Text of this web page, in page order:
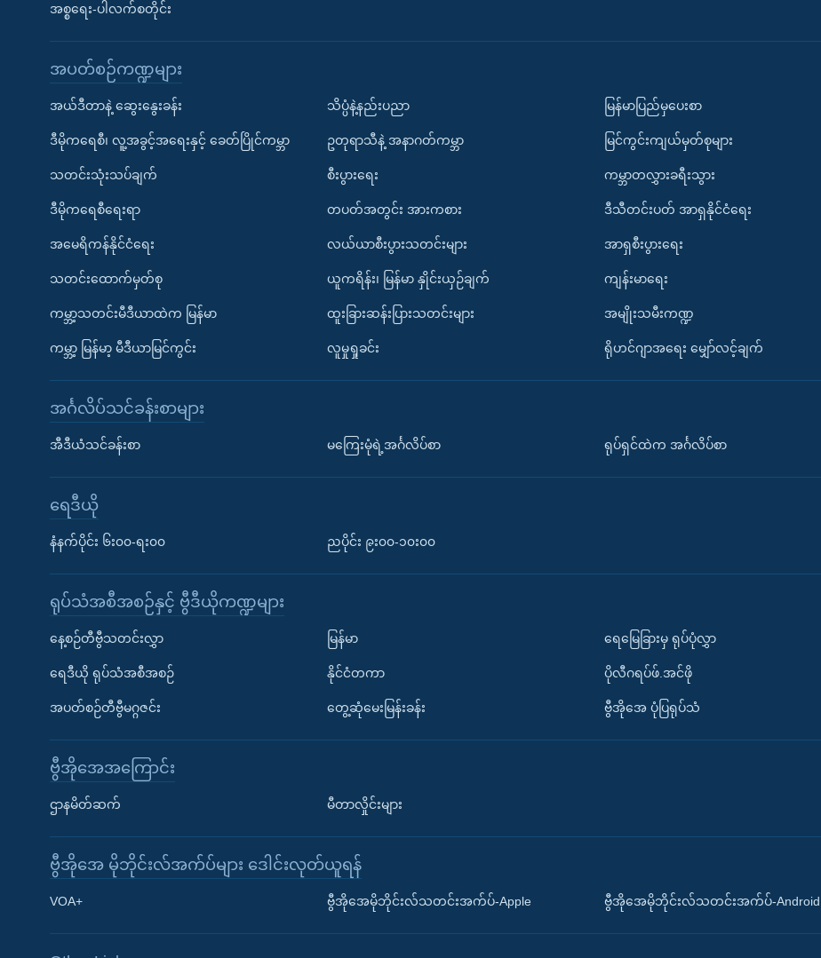
Learning English
အစ္စရေး-ပါလက်စတိုင်း
အပတ်စဉ်ကဏ္ဍများ
အယ်ဒီတာနဲ့ ဆွေးနွေးခန်း
ဒီမိုကရေစီ၊ လူ့အခွင့်အရေးနှင့် ခေတ်ပြိုင်ကမ္ဘာ
သတင်းသုံးသပ်ချက်
ဒီမိုကရေစီရေးရာ
အမေရိကန်နိုင်ငံရေး
သတင်းထောက်မှတ်စု
ကမ္ဘာ့သတင်းမီဒီယာထဲက မြန်မာ
ကမ္ဘာ့ မြန်မာ့ မီဒီယာမြင်ကွင်း
သိပ္ပံနဲ့နည်းပညာ
ဥတုရာသီနဲ့ အနာဂတ်ကမ္ဘာ
စီးပွားရေး
တပတ်အတွင်း အားကစား
လယ်ယာစီးပွားသတင်းများ
ယူကရိန်း၊ မြန်မာ နှိုင်းယှဉ်ချက်
ထူးခြားဆန်းပြားသတင်းများ
လူမှုရှုခင်း
မြန်မာပြည်မှပေးစာ
မြင်ကွင်းကျယ်မှတ်စုများ
ကမ္ဘာတလွှားခရီးသွား
ဒီသီတင်းပတ် အာရှနိုင်ငံရေး
အာရှစီးပွားရေး
ကျန်းမာရေး
အမျိုးသမီးကဏ္ဍ
ရိုဟင်ဂျာအရေး မျှော်လင့်ချက်
အင်္ဂလိပ်သင်ခန်းစာများ
အီဒီယံသင်ခန်းစာ မကြေးမုံရဲ့အင်္ဂလိပ်စာ ရုပ်ရှင်ထဲက အင်္ဂလိပ်စာ
ရေဒီယို
နံနက်ပိုင်း ၆း၀၀-ရး၀၀ ညပိုင်း ၉း၀၀-၁၀း၀၀
ရုပ်သံအစီအစဉ်နှင့် ဗွီဒီယိုကဏ္ဍများ
နေ့စဉ်တီဗွီသတင်းလွှာ
ရေဒီယို ရုပ်သံအစီအစဉ်
အပတ်စဉ်တီဗွီမဂ္ဂဇင်း
မြန်မာ
နိုင်ငံတကာ
တွေ့ဆုံမေးမြန်းခန်း
ရေမြေခြားမှ ရုပ်ပုံလွှာ
ပိုလီဂရပ်ဖ်.အင်ဖို
ဗွီအိုအေ ပုံပြရုပ်သံ
ဗွီအိုအေအကြောင်း
ဌာနမိတ်ဆက် မီတာလှိုင်းများ
ဗွီအိုအေ မိုဘိုင်းလ်အက်ပ်များ ဒေါင်းလုတ်ယူရန်
VOA+ ဗွီအိုအေမိုဘိုင်းလ်သတင်းအက်ပ်-Apple ဗွီအိုအေမိုဘိုင်းလ်သတင်းအက်ပ်-Android